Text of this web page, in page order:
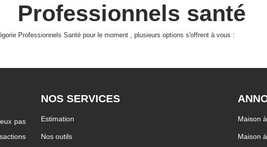
Professionnels santé
Professionnels Santé pour le moment , plusieurs options s'offrent à vous :
pas
NOS SERVICES
Estimation
Nos outils
Maison
Maison